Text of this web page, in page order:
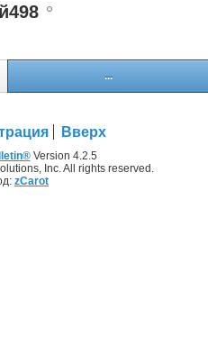
...
Вверх
Version 4.2.5
Inc. All rights reserved.
zCarot